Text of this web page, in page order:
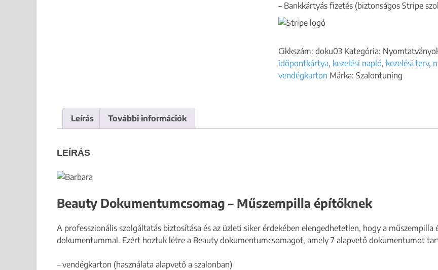
– Bankkártyás fizetés (biztonságos Stripe
Cikkszám: doku03 Kategória:
időpontkártya, kezelési napló, kezelési terv,
vendégkarton Márka: Szalontuning
Leírás További információk
LEÍRÁS
Beauty Dokumentumcsomag – Műszempilla építőknek
A professzionális szolgáltatás biztosítása és az üzleti siker érdekében elengedhetetlen, hogy a műszempilla
dokumentummal. Ezért hoztuk létre a Beauty dokumentumcsomagot, amely 7 alapvető dokumentumot
– vendégkarton (használata alapvető a szalonban)